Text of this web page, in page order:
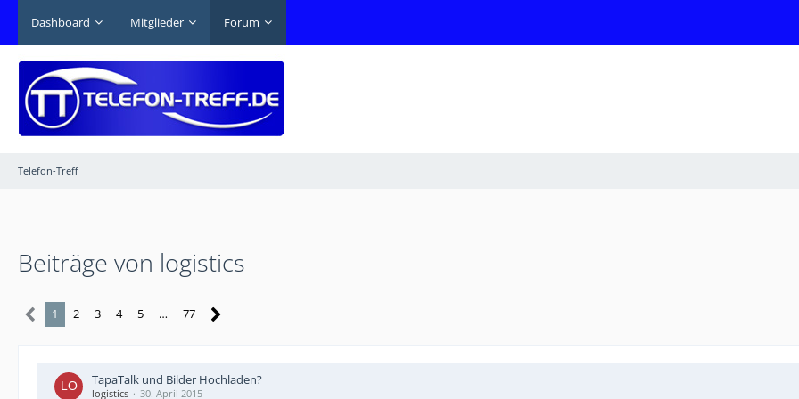
Dashboard Mitglieder Forum
Telefon-Treff
Beiträge von logistics
1 2 3 4 5 … 77
TapaTalk und Bilder Hochladen?
logistics 30. April 2015